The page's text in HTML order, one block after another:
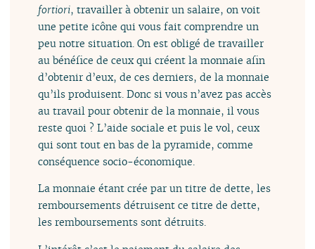
fortiori, travailler à obtenir un salaire, on voit
une petite icône qui vous fait comprendre un
peu notre situation. On est obligé de travailler
au bénéfice de ceux qui créent la monnaie afin
d’obtenir d’eux, de ces derniers, de la monnaie
qu’ils produisent. Donc si vous n’avez pas accès
au travail pour obtenir de la monnaie, il vous
reste quoi ? L’aide sociale et puis le vol, ceux
qui sont tout en bas de la pyramide, comme
conséquence socio-économique.
La monnaie étant crée par un titre de dette, les
remboursements détruisent ce titre de dette,
les remboursements sont détruits.